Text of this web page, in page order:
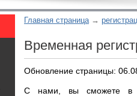
Главная страница
Временная
Обновление страницы:
С нами, вы сможете в